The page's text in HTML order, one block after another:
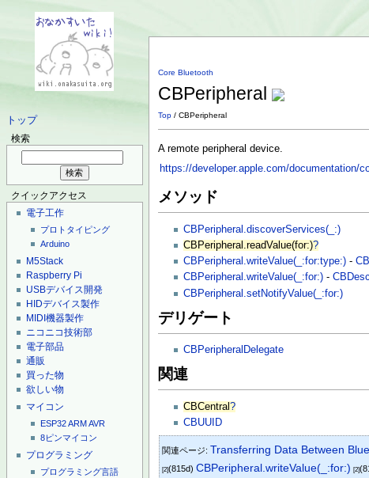
トップ
検索
クイックアクセス
電子工作
プロトタイピング
Arduino
M5Stack
Raspberry Pi
USBデバイス開発
HIDデバイス製作
MIDI機器製作
ニコニコ技術部
電子部品
通販
買った物
欲しい物
マイコン
ESP32ARMAVR
8ピンマイコン
プログラミング
プログラミング言語
Core Bluetooth
CBPeripheral
Top / CBPeripheral
A remote peripheral device.
https://developer.apple.com/documentation/
メソッド
CBPeripheral.discoverServices(_:)
CBPeripheral.readValue(for:)?
CBPeripheral.writeValue(_:for:type:) -
CBPeripheral.writeValue(_:for:) -
CBPeripheral.setNotifyValue(_:for:)
デリゲート
CBPeripheralDelegate
関連
CBCentral?
CBUUID
関連ページ: Transferring Data Between
[2](815d)CBPeripheral.writeValue(_:for:) [2]